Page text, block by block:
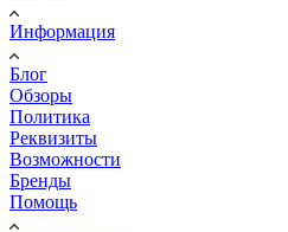
Информация
Блог
Обзоры
Политика
Реквизиты
Возможности
Бренды
Помощь